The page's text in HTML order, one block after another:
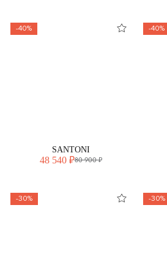
-40%
SANTONI
48 540 ₽80 900 ₽
-40%
-30% -30%